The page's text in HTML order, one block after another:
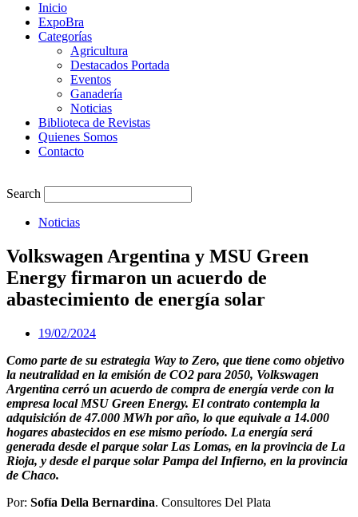
Inicio
ExpoBra
Categorías
Agricultura
Destacados Portada
Eventos
Ganadería
Noticias
Biblioteca de Revistas
Quienes Somos
Contacto
Search
Noticias
Volkswagen Argentina y MSU Green
Energy firmaron un acuerdo de
abastecimiento de energía solar
19/02/2024
Como parte de su estrategia Way to Zero, que tiene como objetivo
la neutralidad en la emisión de CO2 para 2050, Volkswagen
Argentina cerró un acuerdo de compra de energía verde con la
empresa local MSU Green Energy. El contrato contempla la
adquisición de 47.000 MWh por año, lo que equivale a 14.000
hogares abastecidos en ese mismo período. La energía será
generada desde el parque solar Las Lomas, en la provincia de La
Rioja, y desde el parque solar Pampa del Infierno, en la provincia
de Chaco.
Por: Sofía Della Bernardina. Consultores Del Plata